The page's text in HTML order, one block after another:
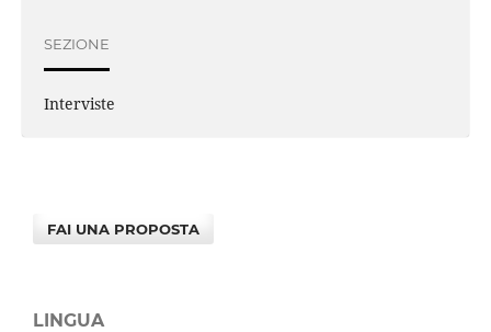
SEZIONE
Interviste
FAI UNA PROPOSTA
LINGUA